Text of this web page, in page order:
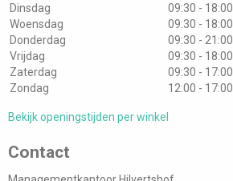
Dinsdag
09:30 - 18:00
Woensdag
09:30 - 18:00
Donderdag
09:30 - 21:00
Vrijdag
09:30 - 18:00
Zaterdag
09:30 - 17:00
Zondag
12:00 - 17:00
Bekijk openingstijden per winkel
Contact